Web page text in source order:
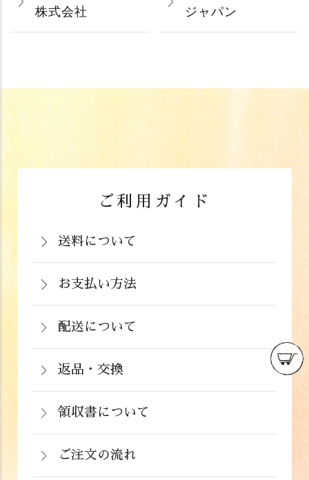
株式会社
ジャパン
ご利用ガイド
送料について
岡山県：704円(税込)
関西・中国（岡山県除く）・四国・九
州：770円(税込)
関東・信越・北陸・中部：990円(税込)
東北：1,210円(税込)
北海道：1,430円(税込)
沖縄：2,024円(税込)
※クール便の場合は送料＋クール代金
220円（税込）
お支払い方法
お支払いは、カード決済、代金引換（手
数料弊社負担）・銀行振込（前払い）・
郵便振込（前払い）・PayPay（オンラ
イン決済）・ドコモケータイ払い・auか
んたん決済・au PAY・ソフトバンクまと
めて支払い(B)がご利用頂けます。
配送について
通常在庫がある商品につきましては、ご
注文から２～５営業日で発送いたしま
す。
返品・交換
商品が食品のため、お客様のお手元に到
着後の返品は基本的にお受け出来ませ
ん。但し、発送中の破損や不良品、ある
いはご注文と違う商品が届いた場合は、
領収書について
領収書をご希望のお客様は、ご注文画面
の備考欄にてお知らせ下さい。なお、お
ご注文の流れ